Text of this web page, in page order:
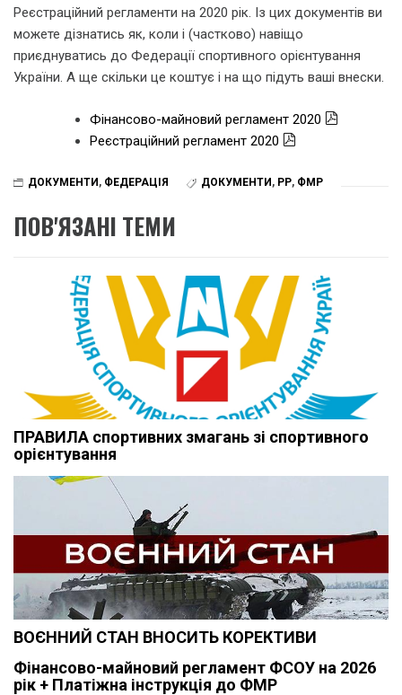
Реєстраційний регламенти на 2020 рік. Із цих документів ви
можете дізнатись як, коли і (частково) навіщо
приєднуватись до Федерації спортивного орієнтування
України. А ще скільки це коштує і на що підуть ваші внески.
Фінансово-майновий регламент 2020
Реєстраційний регламент 2020
ДОКУМЕНТИ , ФЕДЕРАЦІЯ ДОКУМЕНТИ , РР, ФМР
ПОВ'ЯЗАНІ ТЕМИ
ПРАВИЛА спортивних змагань зі спортивного
орієнтування
ВОЄННИЙ СТАН ВНОСИТЬ КОРЕКТИВИ
Фінансово-майновий регламент ФСОУ на 2026
рік + Платіжна інструкція до ФМР